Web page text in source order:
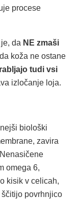
procese
da NE zmaši
koža ne ostane
tudi vsi
izločanje loja.
biološki
zavira
omega 6,
kisik v celicah,
povrhnjico